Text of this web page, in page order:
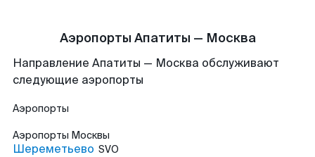
Аэропорты Апатиты — Москва
Направление Апатиты — Москва обслуживают
следующие аэропорты
Аэропорты
Аэропорты Москвы
Шереметьево SVO